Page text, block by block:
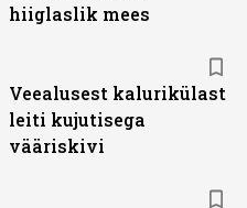
hiiglaslik mees
Veealusest kalurikülast
leiti kujutisega
vääriskivi